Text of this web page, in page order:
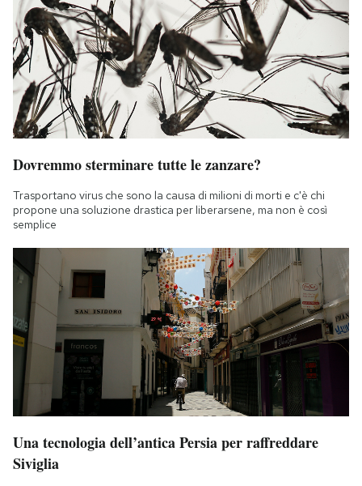
Dovremmo sterminare tutte le zanzare?
Trasportano virus che sono la causa di milioni di morti e c'è chi
propone una soluzione drastica per liberarsene, ma non è così
semplice
Una tecnologia dell’antica Persia per raffreddare
Siviglia